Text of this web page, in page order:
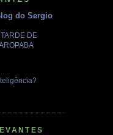
do Sergio
DE